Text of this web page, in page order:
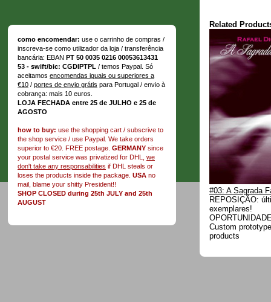
como encomendar: use o carrinho de compras /
inscreva-se como utilizador da loja / transferência
bancária: EBAN PT 50 0035 0216 00053613431
53 - swift/bic: CGDIPTPL / temos Paypal. Só
aceitamos encomendas iguais ou superiores a
€10 / portes de envio grátis para Portugal / envio à
cobrança: mais 10 euros.
LOJA FECHADA entre 25 de JULHO e 25 de
AGOSTO
how to buy: use the shopping cart / subscrive to
the shop service / use Paypal. We take orders
superior to €20. FREE postage. GERMANY since
your postal service was privatized for DHL, we
don't take any responsabilities if DHL steals or
loses the products inside the package. USA no
mail, blame your shitty President!!
SHOP CLOSED during 25th JULY and 25th
AUGUST
Related
#03: A Sagrada
REPOSIÇÃO:
exemplares!
Custom
products